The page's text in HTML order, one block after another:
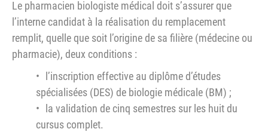
Le pharmacien biologiste médical doit s’assurer que
l’interne candidat à la réalisation du remplacement
remplit, quelle que soit l’origine de sa filière (médecine ou
pharmacie), deux conditions :
l’inscription effective au diplôme d’études
spécialisées (DES) de biologie médicale (BM) ;
la validation de cinq semestres sur les huit du
cursus complet.